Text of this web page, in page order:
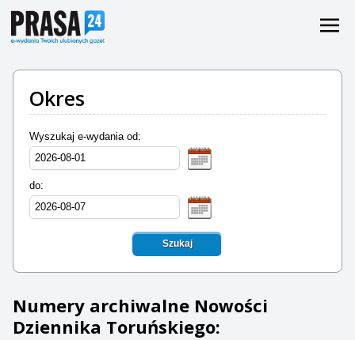
Okres
Wyszukaj e-wydania od:
do:
Szukaj
Numery archiwalne Nowości
Dziennika Toruńskiego: